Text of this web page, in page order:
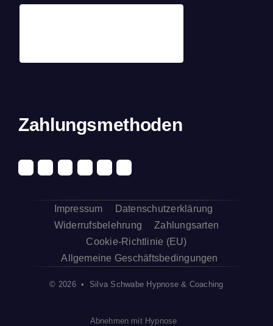
Zahlungsmethoden
Impressum
Datenschutzerklärung
Widerrufsbelehrung
Zahlungsarten
Cookie-Richtlinie (EU)
Allgemeine Geschäftsbedingungen
© 2026 • Silva Schwabe Hypnose & Coaching
Abnehmen mit Hypnose